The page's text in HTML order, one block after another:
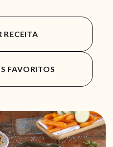
RECEITA
FAVORITOS